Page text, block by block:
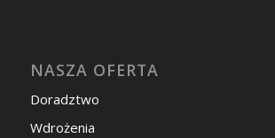
NASZA OFERTA
Doradztwo
Wdrożenia